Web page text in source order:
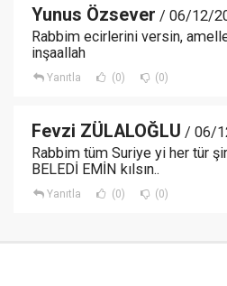
Yunus Özsever / 06/12/
Rabbim ecirlerini versin,
inşaallah
Yanıtla (0) (0)
Fevzi ZÜLALOĞLU / 06/
Rabbim tüm Suriye yi her tür
BELEDİ EMİN kılsın..
Yanıtla (0) (0)